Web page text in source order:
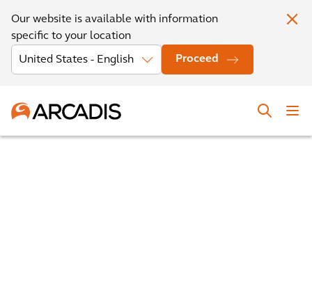
Our website is available with information
specific to your location
Proceed